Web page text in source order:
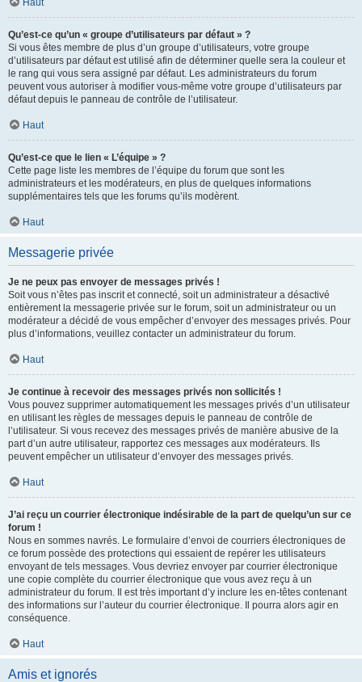
Haut
Qu’est-ce qu’un « groupe d’utilisateurs par défaut » ?
Si vous êtes membre de plus d’un groupe d’utilisateurs, votre groupe
d’utilisateurs par défaut est utilisé afin de déterminer quelle sera la couleur et
le rang qui vous sera assigné par défaut. Les administrateurs du forum
peuvent vous autoriser à modifier vous-même votre groupe d’utilisateurs par
défaut depuis le panneau de contrôle de l’utilisateur.
Haut
Qu’est-ce que le lien « L’équipe » ?
Cette page liste les membres de l’équipe du forum que sont les
administrateurs et les modérateurs, en plus de quelques informations
supplémentaires tels que les forums qu’ils modèrent.
Haut
Messagerie privée
Je ne peux pas envoyer de messages privés !
Soit vous n’êtes pas inscrit et connecté, soit un administrateur a désactivé
entièrement la messagerie privée sur le forum, soit un administrateur ou un
modérateur a décidé de vous empêcher d’envoyer des messages privés. Pour
plus d’informations, veuillez contacter un administrateur du forum.
Haut
Je continue à recevoir des messages privés non sollicités !
Vous pouvez supprimer automatiquement les messages privés d’un utilisateur
en utilisant les règles de messages depuis le panneau de contrôle de
l’utilisateur. Si vous recevez des messages privés de manière abusive de la
part d’un autre utilisateur, rapportez ces messages aux modérateurs. Ils
peuvent empêcher un utilisateur d’envoyer des messages privés.
Haut
J’ai reçu un courrier électronique indésirable de la part de quelqu’un sur ce
forum !
Nous en sommes navrés. Le formulaire d’envoi de courriers électroniques de
ce forum possède des protections qui essaient de repérer les utilisateurs
envoyant de tels messages. Vous devriez envoyer par courrier électronique
une copie complète du courrier électronique que vous avez reçu à un
administrateur du forum. Il est très important d’y inclure les en-têtes contenant
des informations sur l’auteur du courrier électronique. Il pourra alors agir en
conséquence.
Haut
Amis et ignorés